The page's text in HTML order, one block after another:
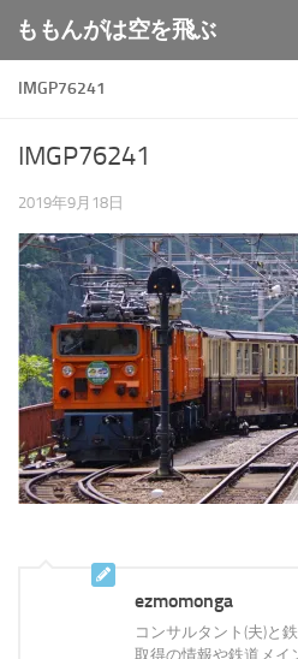
コンテンツへスキップ
ももんがは空を飛ぶ
IMGP76241
IMGP76241
2019年9月18日
ezmomonga
コンサルタント(夫)と
取得の情報や鉄道メイ